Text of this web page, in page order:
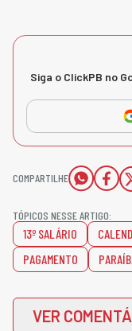
Siga o ClickPB no
COMPARTILHE
TÓPICOS NESSE ARTIGO:
13º SALÁRIO
PAGAMENTO
VER